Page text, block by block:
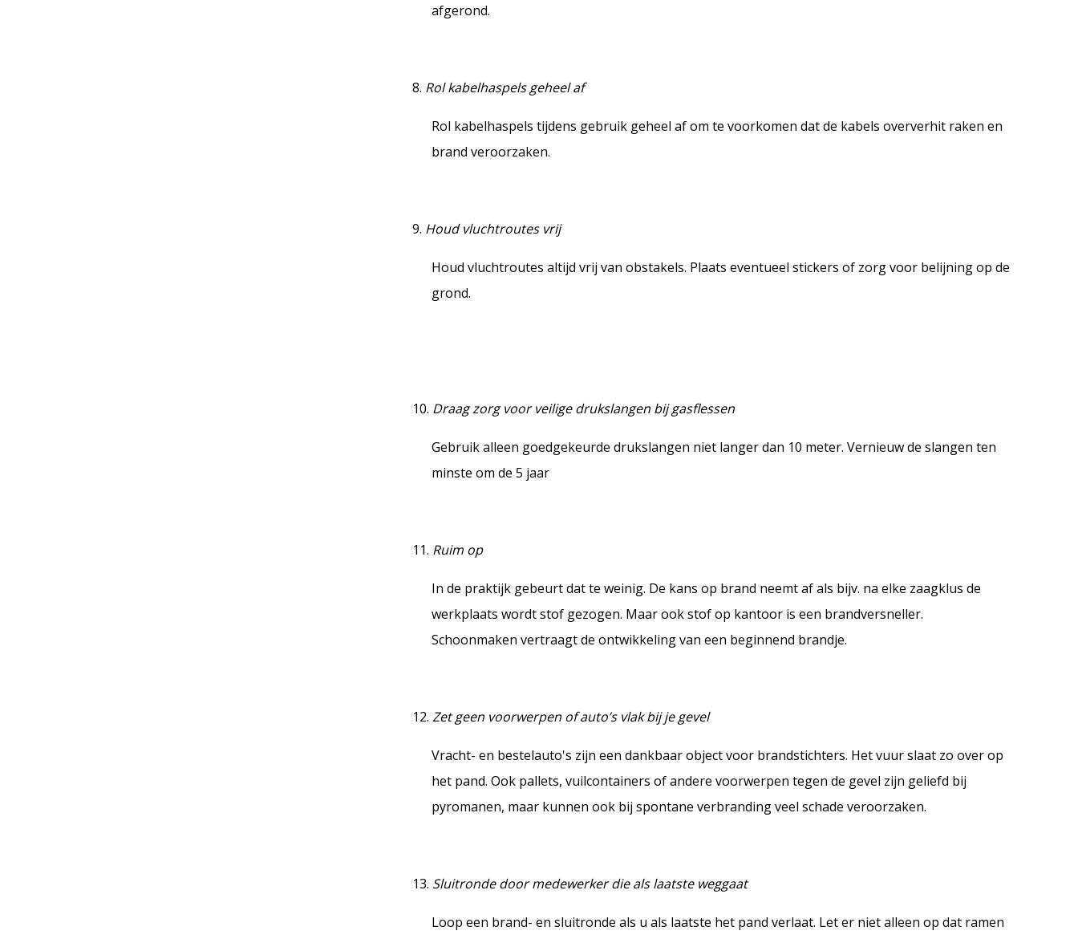
afgerond.
Rol kabelhaspels geheel af
Rol kabelhaspels tijdens gebruik geheel af om te voorkomen dat de kabels oververhit raken en
brand veroorzaken.
Houd vluchtroutes vrij
Houd vluchtroutes altijd vrij van obstakels. Plaats eventueel stickers of zorg voor belijning op de
grond.
Draag zorg voor veilige drukslangen bij gasflessen
Gebruik alleen goedgekeurde drukslangen niet langer dan 10 meter. Vernieuw de slangen ten
minste om de 5 jaar
Ruim op
In de praktijk gebeurt dat te weinig. De kans op brand neemt af als bijv. na elke zaagklus de
werkplaats wordt stof gezogen. Maar ook stof op kantoor is een brandversneller.
Schoonmaken vertraagt de ontwikkeling van een beginnend brandje.
Zet geen voorwerpen of auto’s vlak bij je gevel
Vracht- en bestelauto's zijn een dankbaar object voor brandstichters. Het vuur slaat zo over op
het pand. Ook pallets, vuilcontainers of andere voorwerpen tegen de gevel zijn geliefd bij
pyromanen, maar kunnen ook bij spontane verbranding veel schade veroorzaken.
Sluitronde door medewerker die als laatste weggaat
Loop een brand- en sluitronde als u als laatste het pand verlaat. Let er niet alleen op dat ramen